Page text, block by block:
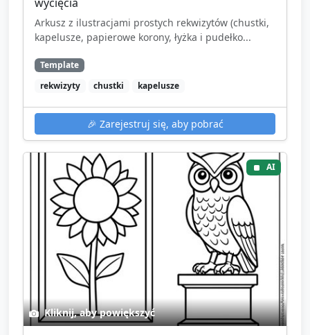
Arkusz z ilustracjami prostych rekwizytów (chustki,
kapelusze, papierowe korony, łyżka i pudełko...
Template
rekwizyty
chustki kapelusze
🎉 Zarejestruj się, aby pobrać
AI
Kliknij, aby powiększyć